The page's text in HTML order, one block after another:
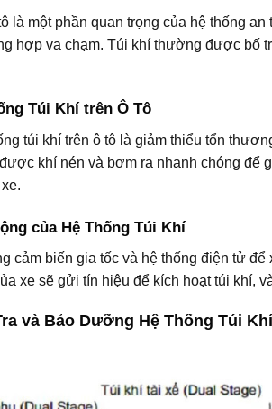
là một phần quan trọng của hệ thống
hợp va chạm. Túi khí thường được bố
Túi Khí trên Ô Tô
túi khí trên ô tô là giảm thiểu tổn
khí nén và bơm ra nhanh chóng
của Hệ Thống Túi Khí
cảm biến gia tốc và hệ thống điện tử
xe sẽ gửi tín hiệu để kích hoạt túi khí,
và Bảo Dưỡng Hệ Thống Túi